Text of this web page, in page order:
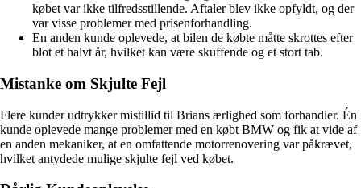
købet var ikke tilfredsstillende. Aftaler blev ikke opfyldt, og der
var visse problemer med prisenforhandling.
En anden kunde oplevede, at bilen de købte måtte skrottes efter
blot et halvt år, hvilket kan være skuffende og et stort tab.
Mistanke om Skjulte Fejl
Flere kunder udtrykker mistillid til Brians ærlighed som forhandler. Én
kunde oplevede mange problemer med en købt BMW og fik at vide af
en anden mekaniker, at en omfattende motorrenovering var påkrævet,
hvilket antydede mulige skjulte fejl ved købet.